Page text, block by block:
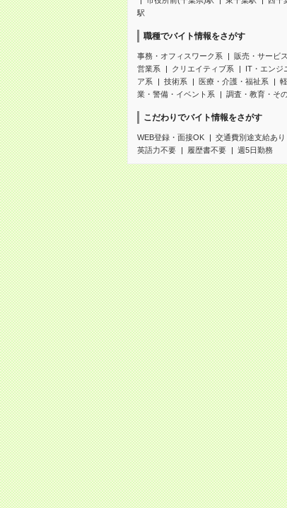
駅
職種でバイト情報をさがす
事務・オフィスワーク系
販売・サービ
営業系
クリエイティブ系
IT・エンジ
ア系
技術系 医療・介護・福祉系
業・警備・イベント系
調査・教育・そ
こだわりでバイト情報をさがす
WEB登録・面接OK
交通費別途支給あり
英語力不要
履歴書不要 週5日勤務